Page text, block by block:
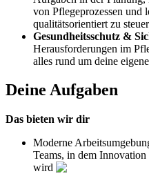
von Pflegeprozessen und
qualitätsorientiert zu
Gesundheitsschutz &
Herausforderungen im
alles rund um deine
Deine Aufgaben
Das bieten wir dir
Moderne
Teams, in dem
wird